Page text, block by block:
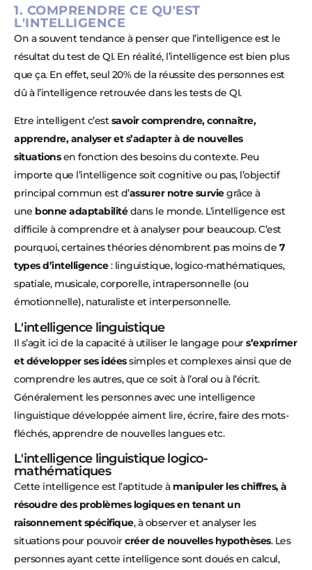
1. COMPRENDRE CE QU'EST
L'INTELLIGENCE
On a souvent tendance à penser que l’intelligence est le
résultat du test de QI. En réalité, l’intelligence est bien plus
que ça. En effet, seul 20% de la réussite des personnes est
dû à l’intelligence retrouvée dans les tests de QI.
Etre intelligent c’estsavoir comprendre, connaître,
apprendre, analyser et s’adapter à de nouvelles
situationsen fonction des besoins du contexte. Peu
importe que l’intelligence soit cognitive ou pas, l’objectif
principal commun est d’assurer notre surviegrâce à
une bonne adaptabilitédans le monde. L’intelligence est
difficile à comprendre et à analyser pour beaucoup. C’est
pourquoi, certaines théories dénombrent pas moins de 7
types d’intelligence: linguistique, logico-mathématiques,
spatiale, musicale, corporelle, intrapersonnelle (ou
émotionnelle), naturaliste et interpersonnelle.
L'intelligence linguistique
Il s’agit ici de la capacité à utiliser le langage pours’exprimer
et développer ses idéessimples et complexes ainsi que de
comprendre les autres, que ce soit à l’oral ou à l’écrit.
Généralement les personnes avec une intelligence
linguistique développée aiment lire, écrire, faire des mots-
fléchés, apprendre de nouvelles langues etc.
L'intelligence linguistique logico-
mathématiques
Cette intelligence est l’aptitude à manipuler les chiffres, à
résoudre des problèmes logiques en tenant un
raisonnement spécifique, à observer et analyser les
situations pour pouvoircréer de nouvelles hypothèses. Les
personnes ayant cette intelligence sont doués en calcul,